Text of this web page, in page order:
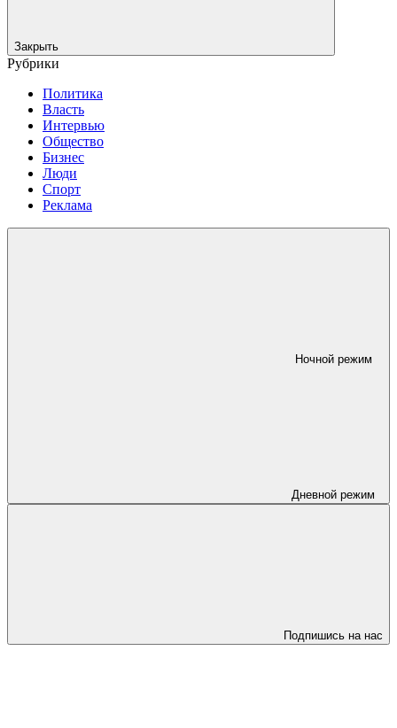
Закрыть
Рубрики
Политика
Власть
Интервью
Общество
Бизнес
Люди
Спорт
Реклама
Ночной режим
Дневной режим
Подпишись на нас